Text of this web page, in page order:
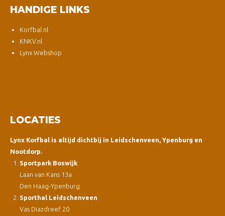
HANDIGE LINKS
Korfbal.nl
KNKV.nl
Lynx Webshop
LOCATIES
Lynx Korfbal is altijd dichtbij in Leidschenveen, Ypenburg en
Nootdorp.
Sportpark Boswijk
Laan van Kans 13a
Den Haag-Ypenburg
Sporthal Leidschenveen
Vas Diazdreef 20